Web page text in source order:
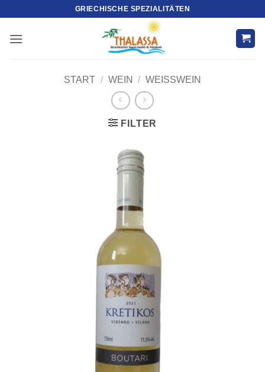
springen
GRIECHISCHE SPEZIALITÄTEN
START / WEIN / WEISSWEIN
FILTER